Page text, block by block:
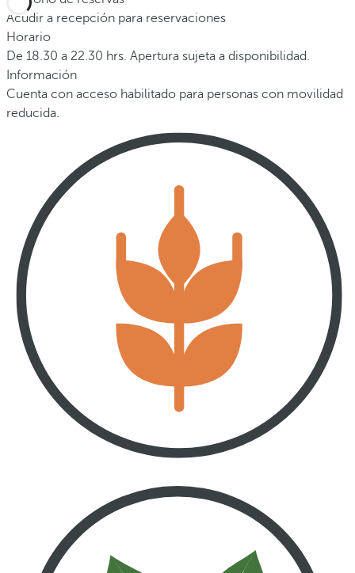
Acudir a recepción para reservaciones
Horario
De 18.30 a 22.30 hrs. Apertura sujeta a disponibilidad.
Información
Cuenta con acceso habilitado para personas con movilidad
reducida.